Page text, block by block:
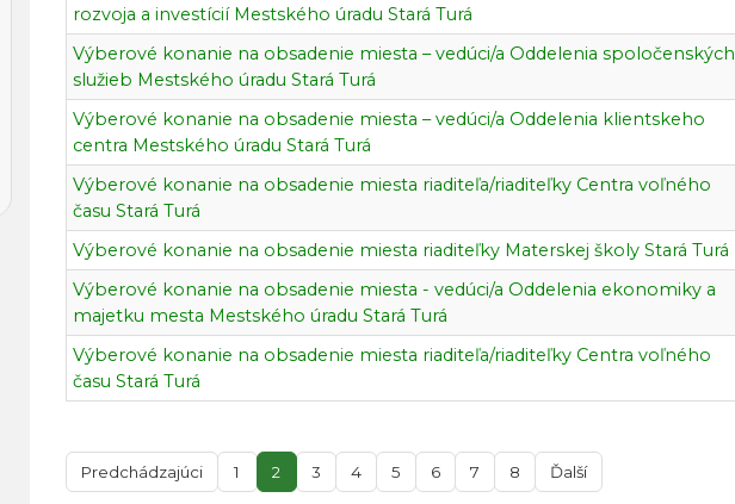
rozvoja a investícií Mestského úradu Stará Turá
Výberové konanie na obsadenie miesta – vedúci/a Oddelenia spoločenských
služieb Mestského úradu Stará Turá
Výberové konanie na obsadenie miesta – vedúci/a Oddelenia klientskeho
centra Mestského úradu Stará Turá
Výberové konanie na obsadenie miesta riaditeľa/riaditeľky Centra voľného
času Stará Turá
Výberové konanie na obsadenie miesta riaditeľky Materskej školy Stará Turá
Výberové konanie na obsadenie miesta - vedúci/a Oddelenia ekonomiky a
majetku mesta Mestského úradu Stará Turá
Výberové konanie na obsadenie miesta riaditeľa/riaditeľky Centra voľného
času Stará Turá
Predchádzajúci 1 2 3 4 5 6 7 8 Ďalší